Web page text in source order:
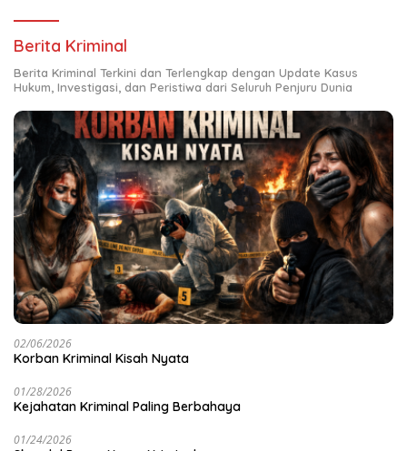
Berita Kriminal
Berita Kriminal Terkini dan Terlengkap dengan Update Kasus
Hukum, Investigasi, dan Peristiwa dari Seluruh Penjuru Dunia
02/06/2026
Korban Kriminal Kisah Nyata
01/28/2026
Kejahatan Kriminal Paling Berbahaya
01/24/2026